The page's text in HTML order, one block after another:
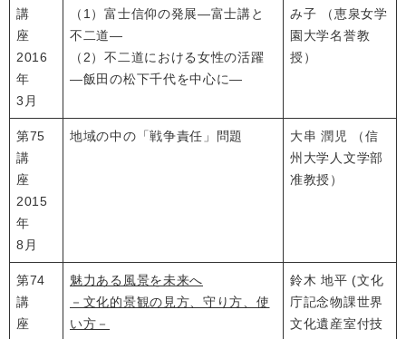
講
座
2016
年
3月
（1）富士信仰の発展―富士講と
不二道―
（2）不二道における女性の活躍
―飯田の松下千代を中心に―
み子 （恵泉女学
園大学名誉教
授）
第75
講
座
2015
年
8月
地域の中の「戦争責任」問題
大串 潤児 （信
州大学人文学部
准教授）
第74
講
座
魅力ある風景を未来へ
－文化的景観の見方、守り方、使
い方－
鈴木 地平 (文化
庁記念物課世界
文化遺産室付技